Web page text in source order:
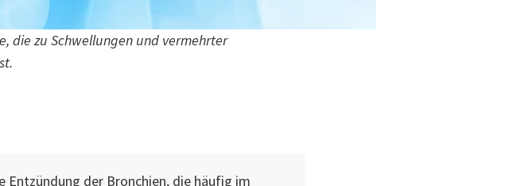
die zu Schwellungen und vermehrter
Entzündung der Bronchien, die häufig im